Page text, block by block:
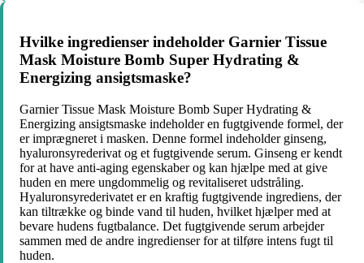
Hvilke ingredienser indeholder Garnier Tissue
Mask Moisture Bomb Super Hydrating &
Energizing ansigtsmaske?
Garnier Tissue Mask Moisture Bomb Super Hydrating &
Energizing ansigtsmaske indeholder en fugtgivende formel, der
er imprægneret i masken. Denne formel indeholder ginseng,
hyaluronsyrederivat og et fugtgivende serum. Ginseng er kendt
for at have anti-aging egenskaber og kan hjælpe med at give
huden en mere ungdommelig og revitaliseret udstråling.
Hyaluronsyrederivatet er en kraftig fugtgivende ingrediens, der
kan tiltrække og binde vand til huden, hvilket hjælper med at
bevare hudens fugtbalance. Det fugtgivende serum arbejder
sammen med de andre ingredienser for at tilføre intens fugt til
huden.